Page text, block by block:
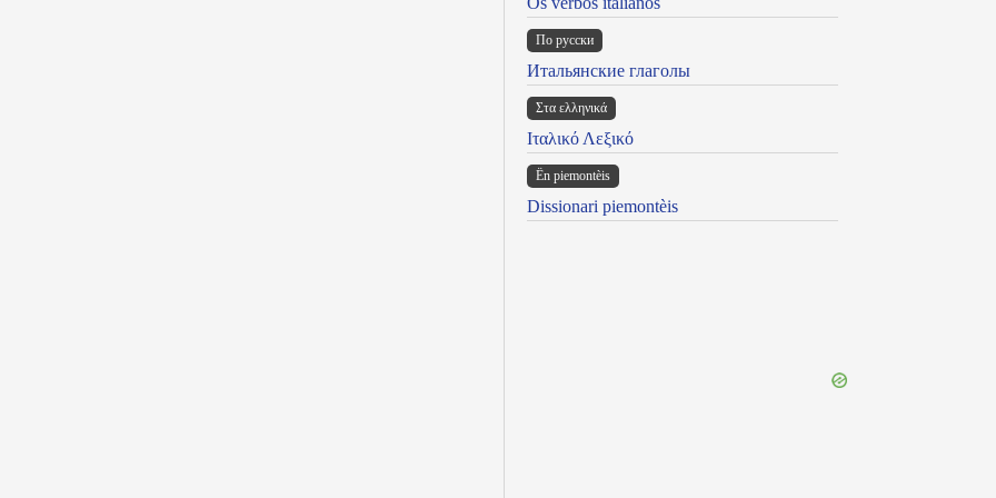
По русски
Итальянские глаголы
Στα ελληνικά
Ιταλικό Λεξικό
Ën piemontèis
Dissionari piemontèis